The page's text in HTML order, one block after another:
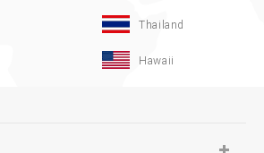
Thailand
Hawaii